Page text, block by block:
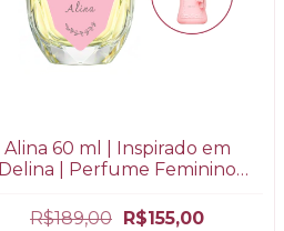
Alina 60 ml | Inspirado em
Delina | Perfume Feminino
R$189,00
R$155,00